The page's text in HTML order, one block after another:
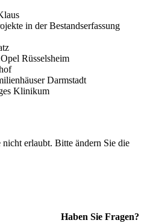
in der Bestandserfassung
Rüsselsheim
Darmstadt
Klinikum
erlaubt. Bitte ändern Sie die
Haben Sie Fragen?